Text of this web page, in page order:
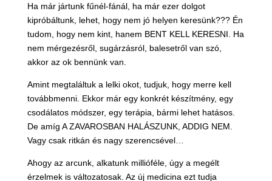
Ha már jártunk fűnél-fánál, ha már ezer dolgot
kipróbáltunk, lehet, hogy nem jó helyen keresünk??? Én
tudom, hogy nem kint, hanem BENT KELL KERESNI. Ha
nem mérgezésről, sugárzásról, balesetről van szó,
akkor az ok bennünk van.
Amint megtaláltuk a lelki okot, tudjuk, hogy merre kell
továbbmenni. Ekkor már egy konkrét készítmény, egy
csodálatos módszer, egy terápia, bármi lehet hatásos.
De amíg A ZAVAROSBAN HALÁSZUNK, ADDIG NEM.
Vagy csak ritkán és nagy szerencsével…
Ahogy az arcunk, alkatunk millióféle, úgy a megélt
érzelmek is változatosak. Az új medicina ezt tudja